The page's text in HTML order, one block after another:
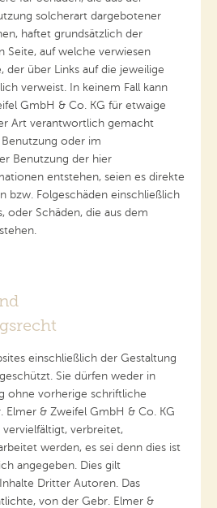
solcherart dargebotener
haftet grundsätzlich der
Seite, auf welche verwiesen
der über Links auf die jeweilige
verweist. In keinem Fall kann
GmbH & Co. KG für etwaige
Art verantwortlich gemacht
oder im
Benutzung der hier
entstehen, seien es direkte
bzw. Folgeschäden einschließlich
oder Schäden, die aus dem
einschließlich der Gestaltung
Sie dürfen weder in
ohne vorherige schriftliche
Elmer & Zweifel GmbH & Co. KG
verbreitet,
werden, es sei denn dies ist
angegeben. Dies gilt
Dritter Autoren. Das
von der Gebr. Elmer &